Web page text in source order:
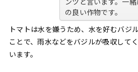
の良い作物です。
トマトは水を嫌うため、水を好むバジ
ことで、雨水などをバジルが吸収して
います。